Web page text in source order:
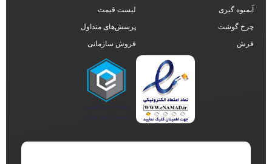
آبمیوه گیری
چرخ گوشت
فرش
لیست قیمت
پرسش‌های متداول
فروش سازمانی